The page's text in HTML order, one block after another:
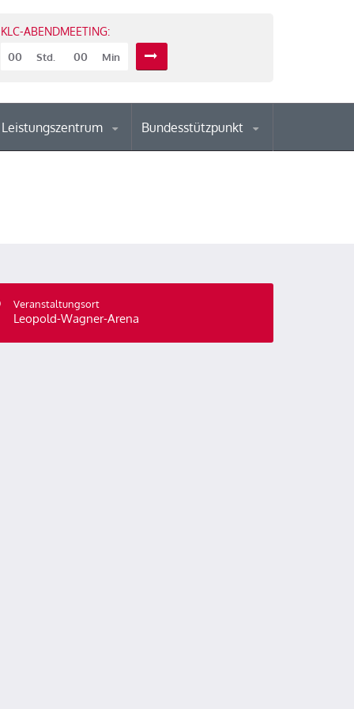
KLC-ABENDMEETING:
00
Std. 00 Min
Leistungszentrum Bundesstützpunkt
Veranstaltungsort
Leopold-Wagner-Arena